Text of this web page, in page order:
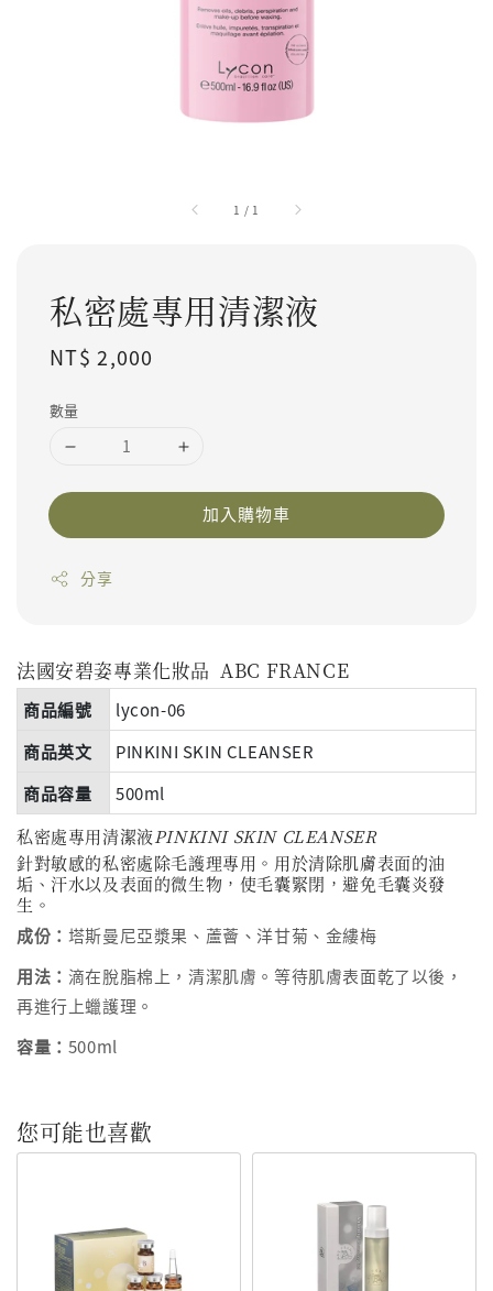
1 / 1
私密處專用清潔液
Regular price
NT$ 2,000
數量
加入購物車
分享
法國安碧姿專業化妝品 ABC FRANCE
商品編號
lycon-06
商品英文
PINKINI SKIN CLEANSER
商品容量
500ml
私密處專用清潔液PINKINI SKIN CLEANSER
針對敏感的私密處除毛護理專用。用於清除肌膚表面的油
垢、汗水以及表面的微生物，使毛囊緊閉，避免毛囊炎發
生。
成份： 塔斯曼尼亞漿果、蘆薈、洋甘菊、金縷梅
用法： 滴在脫脂棉上，清潔肌膚。等待肌膚表面乾了以後，
再進行上蠟護理。
容量： 500ml
您可能也喜歡